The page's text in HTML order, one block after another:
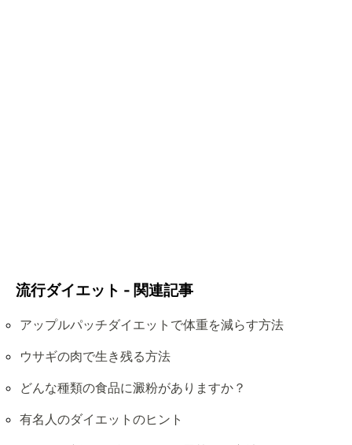
流行ダイエット - 関連記事
アップルパッチダイエットで体重を減らす方法
ウサギの肉で生き残る方法
どんな種類の食品に澱粉がありますか？
有名人のダイエットのヒント